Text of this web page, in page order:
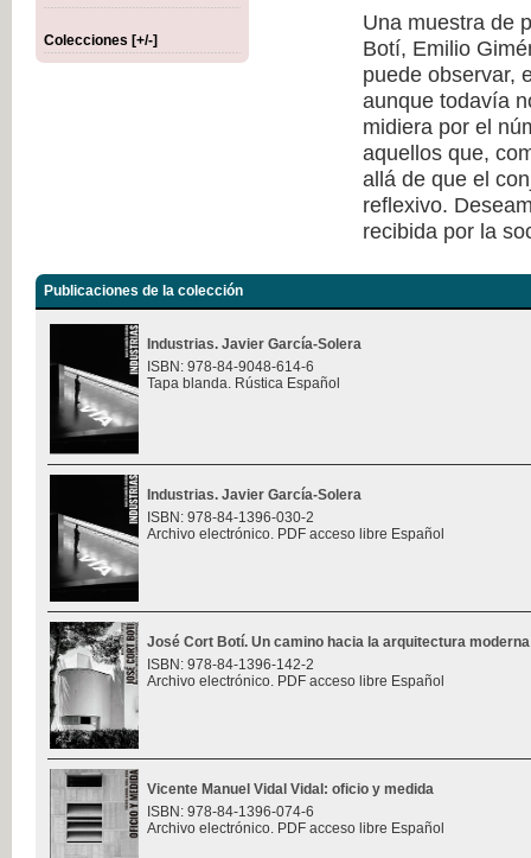
Colecciones [+/-]
Una muestra de
Botí, Emilio
puede observar,
aunque todavía
midiera por el
aquellos que,
allá de que el
reflexivo.
recibida por la
Publicaciones de la colección
Industrias. Javier García-Solera
ISBN: 978-84-9048-614-6
Tapa blanda. Rústica Español
Industrias. Javier García-Solera
ISBN: 978-84-1396-030-2
Archivo electrónico. PDF acceso libre Español
José Cort Botí. Un camino hacia la arquitectura moderna
ISBN: 978-84-1396-142-2
Archivo electrónico. PDF acceso libre Español
Vicente Manuel Vidal Vidal: oficio y medida
ISBN: 978-84-1396-074-6
Archivo electrónico. PDF acceso libre Español